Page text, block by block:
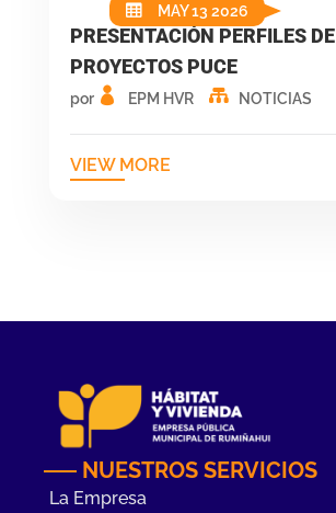
PRESENTACIÓN PERFILES DE
PROYECTOS PUCE
por EPM HVR
MAY 13 2026
NOTICIAS
VIEW MORE
NUESTROS SERVICIOS
La Empresa